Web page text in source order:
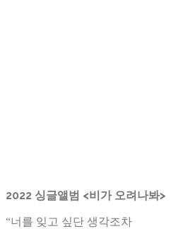
2022 싱글앨범 <비가 오려나봐>
“너를 잊고 싶단 생각조차